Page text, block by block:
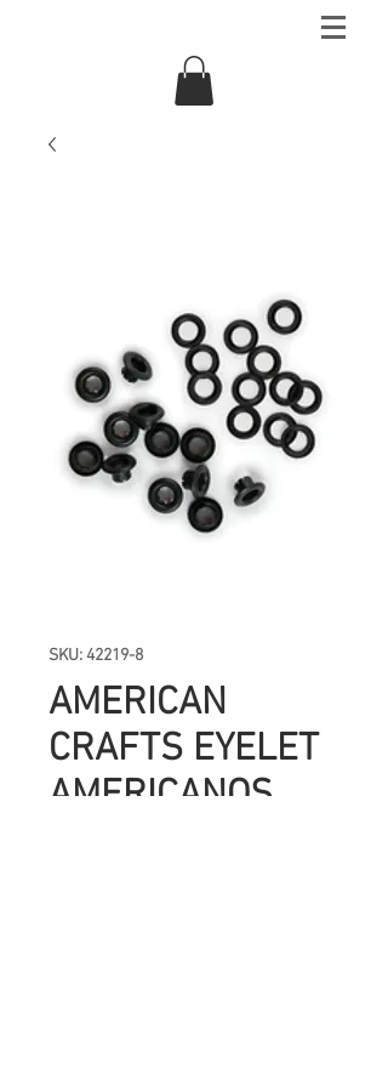
SKU: 42219-8
AMERICAN
CRAFTS EYELET
AMERICANOS